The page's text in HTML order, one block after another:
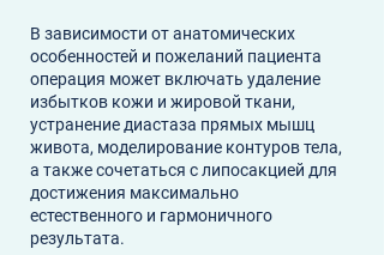
В зависимости от анатомических
особенностей и пожеланий пациента
операция может включать удаление
избытков кожи и жировой ткани,
устранение диастаза прямых мышц
живота, моделирование контуров тела,
а также сочетаться с липосакцией для
достижения максимально
естественного и гармоничного
результата.